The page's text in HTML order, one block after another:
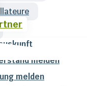
melden
melden